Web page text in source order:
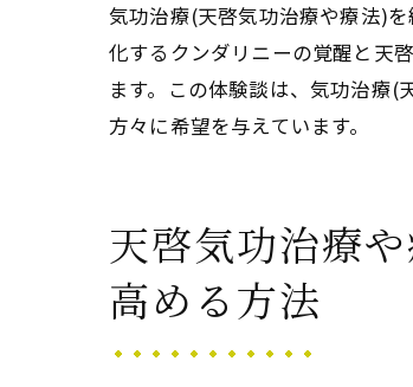
完全寛解を目
心身のつらさ
実際の体験談
天啓気功治療
天啓気功治療
脊柱管狭窄症
完全寛解に向
気功治療(天啓気功治療や療法)
化するクンダリニーの覚醒と天
ます。この体験談は、気功治療
方々に希望を与えています。
天啓気功治療
高める方法